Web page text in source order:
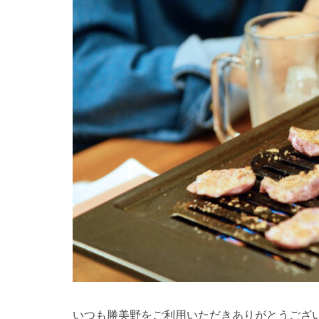
いつも勝美野をご利用いただきありがとうござ